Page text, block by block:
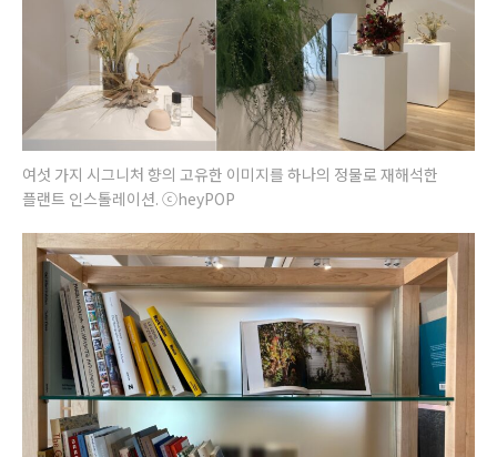
여섯 가지 시그니처 향의 고유한 이미지를 하나의 정물로 재해석한
플랜트 인스톨레이션. ⓒheyPOP